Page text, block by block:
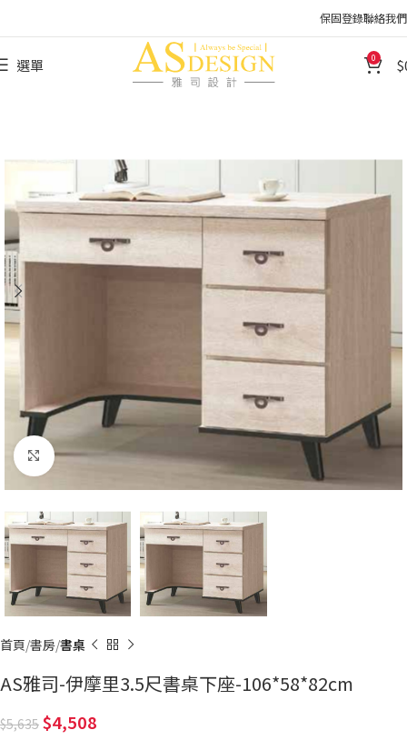
保固登錄聯絡我們
選單 0
Click to enlarge
首頁 書房 書桌
AS雅司-伊摩里3.5尺書桌下座-106*58*82cm
5,635 4,508